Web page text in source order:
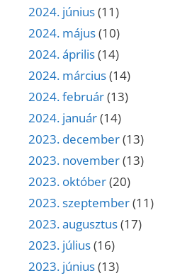
2024. június(11)
2024. május(10)
2024. április(14)
2024. március(14)
2024. február(13)
2024. január(14)
2023. december(13)
2023. november(13)
2023. október(20)
2023. szeptember(11)
2023. augusztus(17)
2023. július(16)
2023. június(13)